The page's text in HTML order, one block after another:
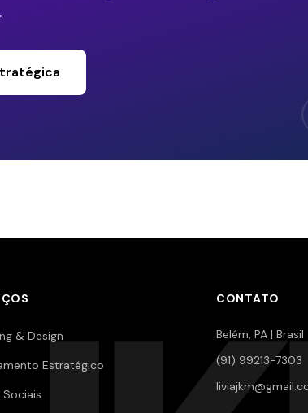
& Design
Estratégico
CONTATO
Belém, PA | Brasil
(91) 99213-7303